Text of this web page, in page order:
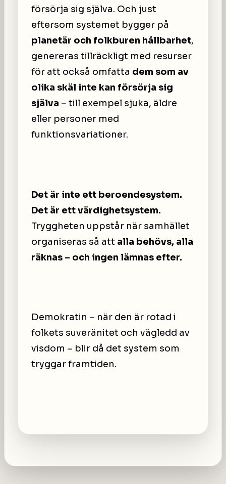
försörja sig själva. Och just
eftersom systemet bygger på
planetär och folkburen hållbarhet,
genereras tillräckligt med resurser
för att också omfatta dem som av
olika skäl inte kan försörja sig
själva – till exempel sjuka, äldre
eller personer med
funktionsvariationer.
Det är inte ett beroendesystem.
Det är ett värdighetsystem.
Tryggheten uppstår när samhället
organiseras så att alla behövs, alla
räknas – och ingen lämnas efter.
Demokratin – när den är rotad i
folkets suveränitet och vägledd av
visdom – blir då det system som
tryggar framtiden.